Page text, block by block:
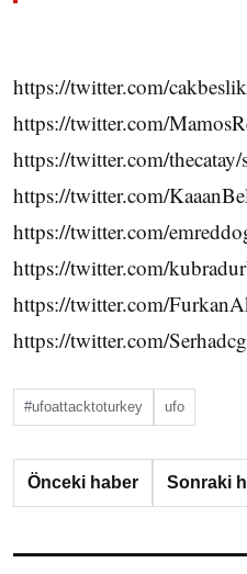
https://twitter.com/
https://twitter.com/
https://twitter.com/
https://twitter.com/
https://twitter.com/
https://twitter.com/
https://twitter.com/
https://twitter.com/
#ufoattacktoturkey ufo
Önceki haber Sonraki